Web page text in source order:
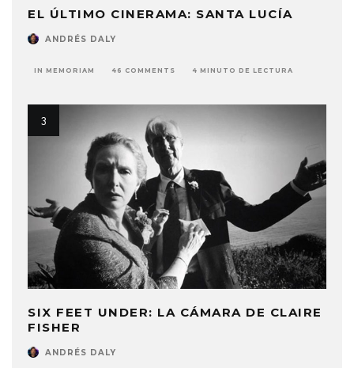
EL ÚLTIMO CINERAMA: SANTA LUCÍA
ANDRÉS DALY
IN MEMORIAM 46 COMMENTS 4 MINUTO DE LECTURA
SIX FEET UNDER: LA CÁMARA DE CLAIRE
FISHER
ANDRÉS DALY